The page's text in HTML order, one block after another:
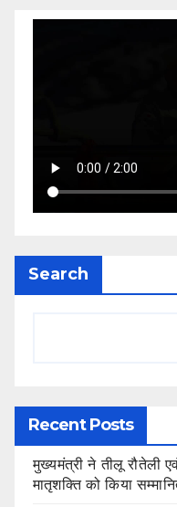
Search
Recent Posts
मुख्यमंत्री ने तीलू रौतेली
मातृशक्ति को किया